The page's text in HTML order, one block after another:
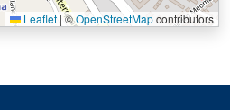
Leaflet |©OpenStreetMapcontributors